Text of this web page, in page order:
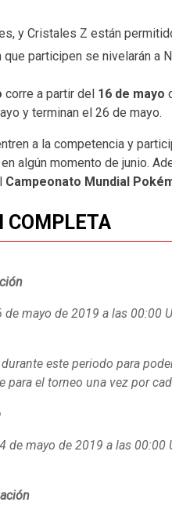
y Cristales Z están
participen se nivelarán a
corre a partir del 16 de mayo
y terminan el 26 de mayo.
a la competencia y
algún momento de junio.
Campeonato Mundial
COMPLETA
de mayo de 2019 a las 00:00
este periodo para
para el torneo una vez por
de mayo de 2019 a las